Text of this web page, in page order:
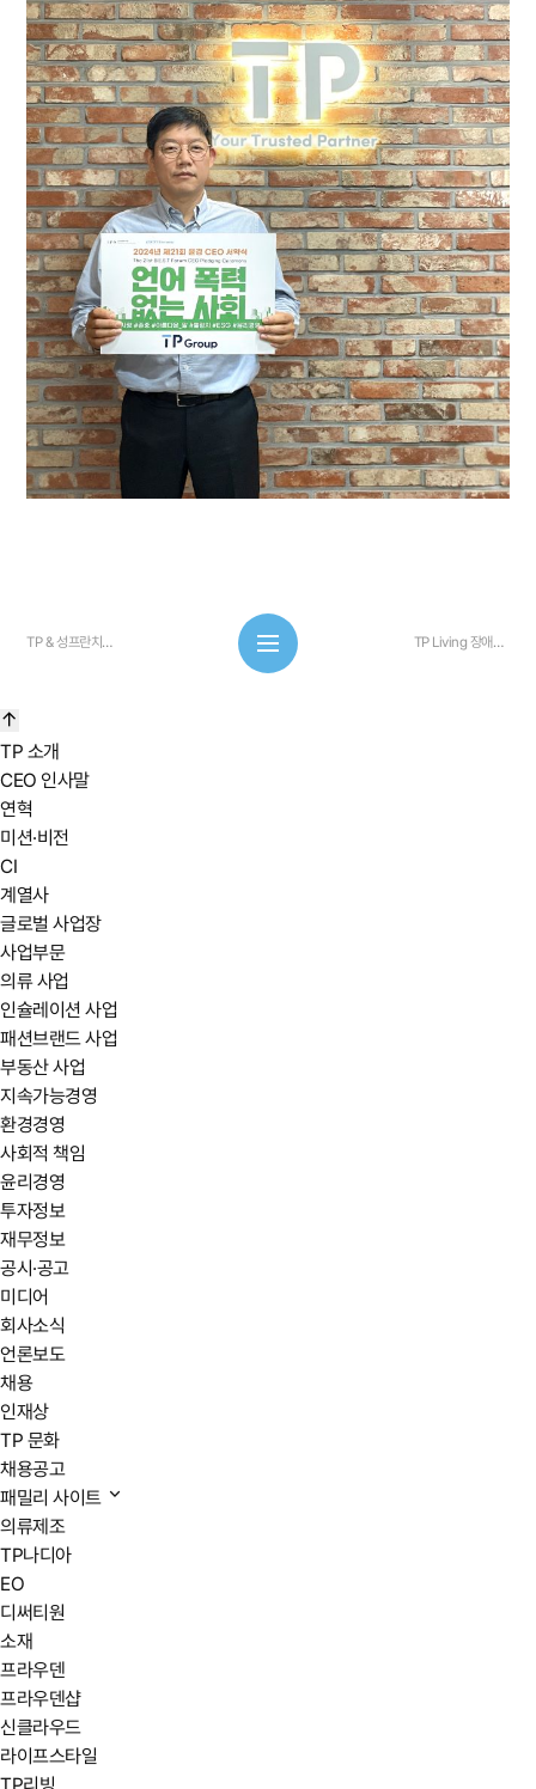
TP & 성프란치스꼬 장애인 종합복지관 협업 장애인식개선 캠... TP Living 장애인선수단 계약식
TP 소개
CEO 인사말
연혁
미션·비전
CI
계열사
글로벌 사업장
사업부문
의류 사업
인슐레이션 사업
패션브랜드 사업
부동산 사업
지속가능경영
환경경영
사회적 책임
윤리경영
투자정보
재무정보
공시·공고
미디어
회사소식
언론보도
채용
인재상
TP 문화
채용공고
패밀리 사이트
의류제조
TP나디아
EO
디써티원
소재
프라우덴
프라우덴샵
신클라우드
라이프스타일